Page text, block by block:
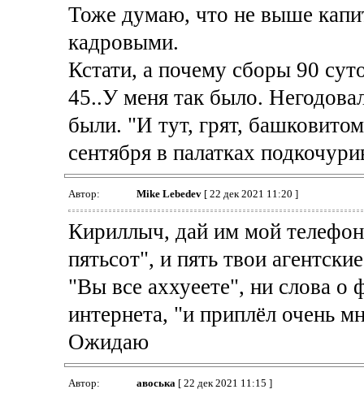
Тоже думаю, что не выше
кадровыми.
Кстати, а почему сборы 90
45..У меня так было.
были. "И тут, грят,
сентября в палатках
Автор: Mike Lebedev[ 22 дек 2021 11:20 ]
Кириллыч, дай им мой
пятьсот", и пять твои
"Вы все аххуеете", ни слова о
интернета, "и приплёл очень
Ожидаю
Автор: авоська[ 22 дек 2021 11:15 ]